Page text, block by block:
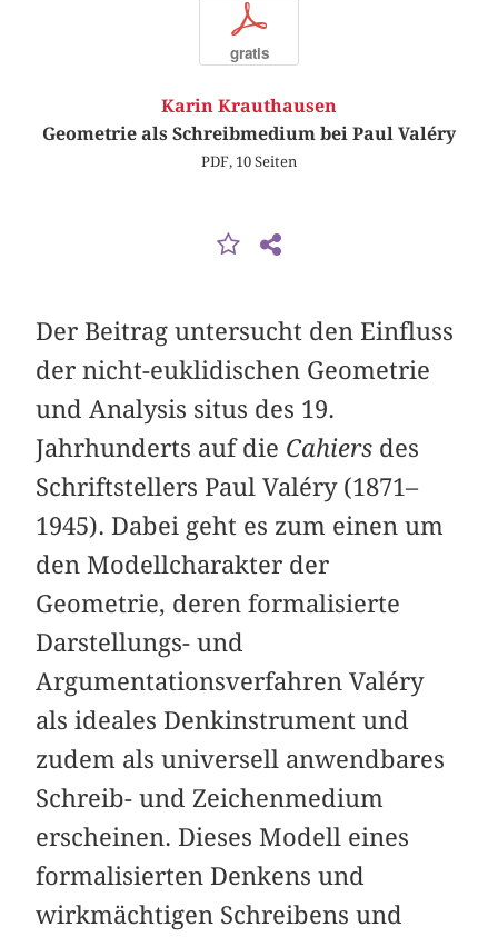
p
gratis
Karin Krauthausen
Geometrie als Schreibmedium bei Paul Valéry
PDF, 10 Seiten
Der Beitrag untersucht den Einfluss
der nicht-euklidischen Geometrie
und Analysis situs des 19.
Jahrhunderts auf die Cahiers des
Schriftstellers Paul Valéry (1871–
1945). Dabei geht es zum einen um
den Modellcharakter der
Geometrie, deren formalisierte
Darstellungs- und
Argumentationsverfahren Valéry
als ideales Denkinstrument und
zudem als universell anwendbares
Schreib- und Zeichenmedium
erscheinen. Dieses Modell eines
formalisierten Denkens und
wirkmächtigen Schreibens und